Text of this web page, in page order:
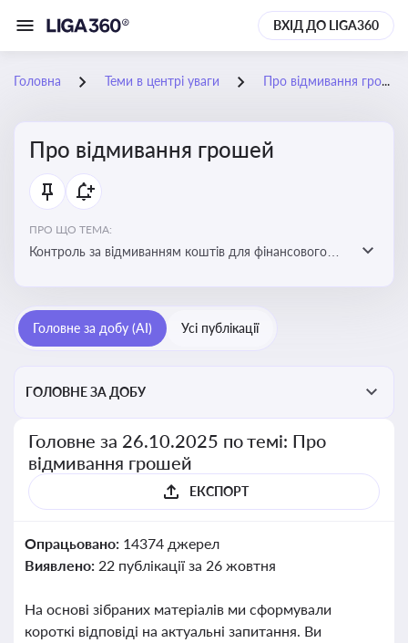
ВХІД ДО LIGA360
Головна Теми в центрі уваги Про відмивання грошей
Про відмивання грошей
ПРО ЩО ТЕМА:
Контроль за відмиванням коштів для фінансового
сплати податків. Вбудовування AML у договори та
Головне за добу (AI) Усі публікації
ГОЛОВНЕ ЗА ДОБУ
Головне за 26.10.2025 по темі: Про
відмивання грошей
ЕКСПОРТ
Опрацьовано: 14374 джерел
Виявлено: 22 публікації за 26 жовтня
На основі зібраних матеріалів ми сформували
короткі відповіді на актуальні запитання. Ви